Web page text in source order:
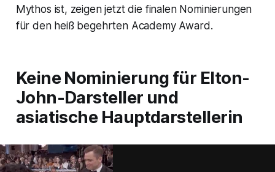
Mythos ist, zeigen jetzt die finalen Nominierungen
für den heiß begehrten Academy Award.
Keine Nominierung für Elton-
John-Darsteller und
asiatische Hauptdarstellerin